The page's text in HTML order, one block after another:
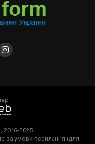
, 2018-2025
за умови посилання (для